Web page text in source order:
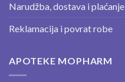
Narudžba, dostava i plaćanje
Reklamacija i povrat robe
APOTEKE MOPHARM